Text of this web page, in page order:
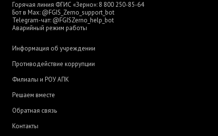
Горячая линия ФГИС «Зерно»: 8 800 250-85-64
Бот в Max: @FGIS_Zerno_support_bot
Telegram-чат: @FGISZerno_help_bot
Аварийный режим работы
Информация об учреждении
Противодействие коррупции
Филиалы и РОУ АПК
Решаем вместе
Обратная связь
Контакты